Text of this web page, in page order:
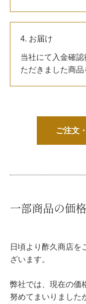
4. お届け
当社にて入金確
ただきました商品
ご注文
一部商品の価
日頃より酢久商店を
ざいます。
弊社では、現在の価
努めてまいりました